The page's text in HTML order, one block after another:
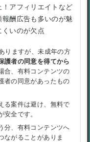
アフィリエイトなど
酬広告も多いのが魅
いのが欠点
りますが、未成年の方
護者の同意を得てから
合、有料コンテンツの
者の同意があったもの
る案件は避け、無料で
全です。
分、有料コンテンツへ
ながることがありま